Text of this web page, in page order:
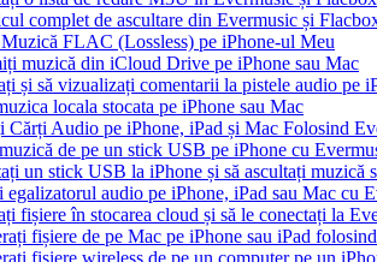
complet de ascultare din Evermusic și
FLAC (Lossless) pe iPhone-ul Meu
muzică din iCloud Drive pe iPhone sau Mac
și să vizualizați comentarii la pistele audio pe
locala stocata pe iPhone sau Mac
Cărți Audio pe iPhone, iPad și Mac Folosind
de pe un stick USB pe iPhone cu
un stick USB la iPhone și să ascultați muzică
egalizatorul audio pe iPhone, iPad sau Mac cu
fișiere în stocarea cloud și să le conectați la
fișiere de pe Mac pe iPhone sau iPad
fișiere wireless de pe un computer pe un